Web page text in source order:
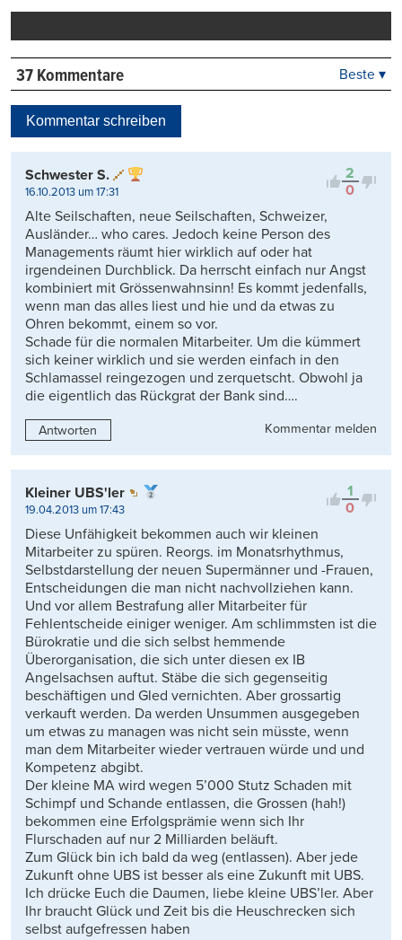
drucken
37 Kommentare
Kontrovers
Beste ▾
Kommentar schreiben
2
0
Schwester S.
16.10.2013 um 17:31
Alte Seilschaften, neue Seilschaften, Schweizer,
Ausländer… who cares. Jedoch keine Person des
Managements räumt hier wirklich auf oder hat
irgendeinen Durchblick. Da herrscht einfach nur Angst
kombiniert mit Grössenwahnsinn! Es kommt jedenfalls,
wenn man das alles liest und hie und da etwas zu
Ohren bekommt, einem so vor.
Schade für die normalen Mitarbeiter. Um die kümmert
sich keiner wirklich und sie werden einfach in den
Schlamassel reingezogen und zerquetscht. Obwohl ja
die eigentlich das Rückgrat der Bank sind….
Antworten Kommentar melden
1
0
Kleiner UBS'ler
19.04.2013 um 17:43
Diese Unfähigkeit bekommen auch wir kleinen
Mitarbeiter zu spüren. Reorgs. im Monatsrhythmus,
Selbstdarstellung der neuen Supermänner und -Frauen,
Entscheidungen die man nicht nachvollziehen kann.
Und vor allem Bestrafung aller Mitarbeiter für
Fehlentscheide einiger weniger. Am schlimmsten ist die
Bürokratie und die sich selbst hemmende
Überorganisation, die sich unter diesen ex IB
Angelsachsen auftut. Stäbe die sich gegenseitig
beschäftigen und Gled vernichten. Aber grossartig
verkauft werden. Da werden Unsummen ausgegeben
um etwas zu managen was nicht sein müsste, wenn
man dem Mitarbeiter wieder vertrauen würde und und
Kompetenz abgibt.
Der kleine MA wird wegen 5’000 Stutz Schaden mit
Schimpf und Schande entlassen, die Grossen (hah!)
bekommen eine Erfolgsprämie wenn sich Ihr
Flurschaden auf nur 2 Milliarden beläuft.
Zum Glück bin ich bald da weg (entlassen). Aber jede
Zukunft ohne UBS ist besser als eine Zukunft mit UBS.
Ich drücke Euch die Daumen, liebe kleine UBS’ler. Aber
Ihr braucht Glück und Zeit bis die Heuschrecken sich
selbst aufgefressen haben